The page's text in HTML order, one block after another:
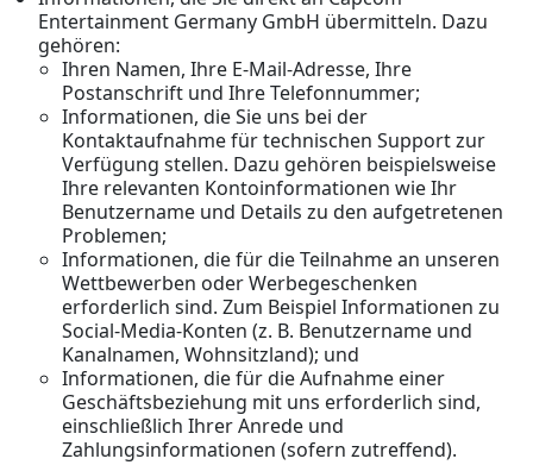
Entertainment Germany GmbH übermitteln. Dazu
gehören:
Ihren Namen, Ihre E-Mail-Adresse, Ihre
Postanschrift und Ihre Telefonnummer;
Informationen, die Sie uns bei der
Kontaktaufnahme für technischen Support zur
Verfügung stellen. Dazu gehören beispielsweise
Ihre relevanten Kontoinformationen wie Ihr
Benutzername und Details zu den aufgetretenen
Problemen;
Informationen, die für die Teilnahme an unseren
Wettbewerben oder Werbegeschenken
erforderlich sind. Zum Beispiel Informationen zu
Social-Media-Konten (z. B. Benutzername und
Kanalnamen, Wohnsitzland); und
Informationen, die für die Aufnahme einer
Geschäftsbeziehung mit uns erforderlich sind,
einschließlich Ihrer Anrede und
Zahlungsinformationen (sofern zutreffend).